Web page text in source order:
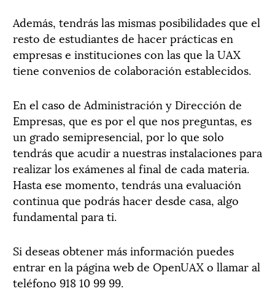
Además, tendrás las mismas posibilidades que el
resto de estudiantes de hacer prácticas en
empresas e instituciones con las que la UAX
tiene convenios de colaboración establecidos.
En el caso de Administración y Dirección de
Empresas, que es por el que nos preguntas, es
un grado semipresencial, por lo que solo
tendrás que acudir a nuestras instalaciones para
realizar los exámenes al final de cada materia.
Hasta ese momento, tendrás una evaluación
continua que podrás hacer desde casa, algo
fundamental para ti.
Si deseas obtener más información puedes
entrar en la página web de OpenUAX o llamar al
teléfono 918 10 99 99.